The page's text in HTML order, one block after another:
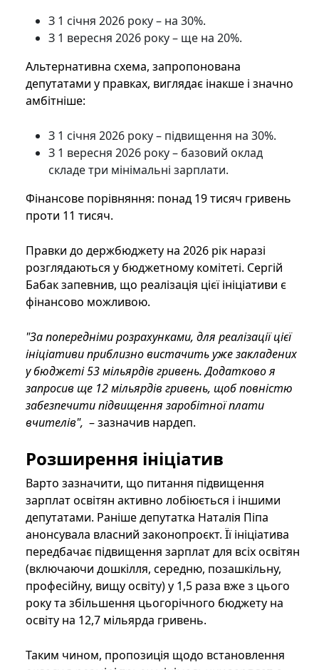
З 1 січня 2026 року – на 30%.
З 1 вересня 2026 року – ще на 20%.
Альтернативна схема, запропонована
депутатами у правках, виглядає інакше і значно
амбітніше:
З 1 січня 2026 року – підвищення на 30%.
З 1 вересня 2026 року – базовий оклад
складе три мінімальні зарплати.
Фінансове порівняння: понад 19 тисяч гривень
проти 11 тисяч.
Правки до держбюджету на 2026 рік наразі
розглядаються у бюджетному комітеті. Сергій
Бабак запевнив, що реалізація цієї ініціативи є
фінансово можливою.
"За попередніми розрахунками, для реалізації цієї
ініціативи приблизно вистачить уже закладених
у бюджеті 53 мільярдів гривень. Додатково я
запросив ще 12 мільярдів гривень, щоб повністю
забезпечити підвищення заробітної плати
вчителів", – зазначив нардеп.
Розширення ініціатив
Варто зазначити, що питання підвищення
зарплат освітян активно лобіюється і іншими
депутатами. Раніше депутатка Наталія Піпа
анонсувала власний законопроєкт. Її ініціатива
передбачає підвищення зарплат для всіх освітян
(включаючи дошкілля, середню, позашкільну,
професійну, вищу освіту) у 1,5 раза вже з цього
року та збільшення цьогорічного бюджету на
освіту на 12,7 мільярда гривень.
Таким чином, пропозиція щодо встановлення